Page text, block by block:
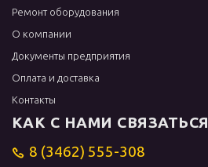
Ремонт оборудования
О компании
Документы предприятия
Оплата и доставка
Контакты
КАК С НАМИ СВЯЗАТЬСЯ
8 (3462) 555-308